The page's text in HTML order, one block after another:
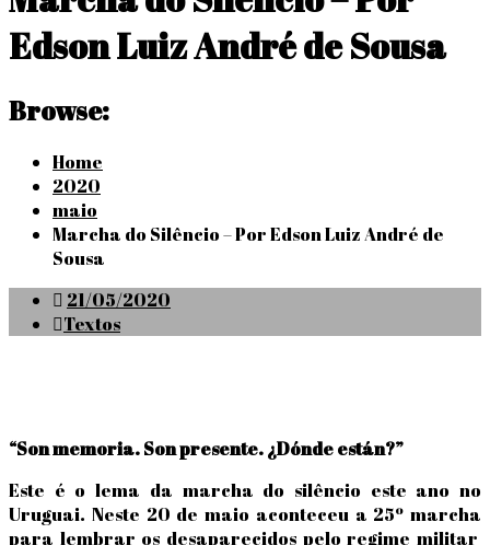
Edson Luiz André de Sousa
Browse:
Home
2020
maio
Marcha do Silêncio – Por Edson Luiz André de
Sousa
Posted
on
21/05/2020
Textos
“Son memoria. Son presente. ¿Dónde están?”
Este é o lema da marcha do silêncio este ano no
Uruguai. Neste 20 de maio aconteceu a 25º marcha
para lembrar os desaparecidos pelo regime militar